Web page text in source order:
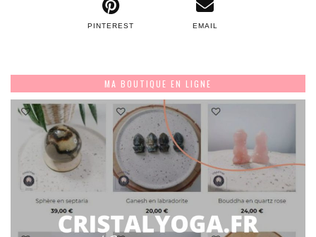
PINTEREST EMAIL
MA BOUTIQUE EN LIGNE